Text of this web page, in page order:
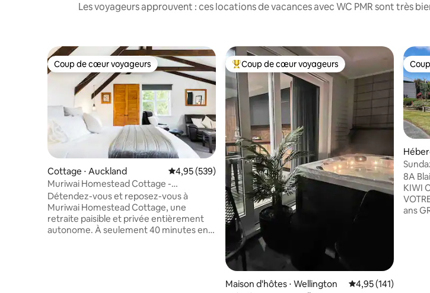
Les voyageurs approuvent : ces locations de vacances avec WC PMR sont très
Coup de cœur voyageurs
Coup de cœur voyageurs
Cottage ⋅ Auckland Évaluation moyenne sur la base de 539 commentaires : 4,95 sur
4,95 (539)
Muriwai Homestead Cottage -
Détendez-vous et explorez
Détendez-vous et reposez-vous à
Muriwai Homestead Cottage, une
retraite paisible et privée entièrement
autonome. À seulement 40 minutes en
Coups de cœur voyageurs les plus appréciés
Coup de cœur voyageurs
Maison d'hôtes ⋅ Wellington Évaluation
4,95 (141)
8A Blairs
KIWI
VOTRE
ans